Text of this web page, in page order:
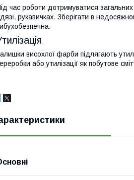
час роботи дотримуватися
рукавичках. Зберігати в
висохлої фарби підлягають
або утилізації як побутове